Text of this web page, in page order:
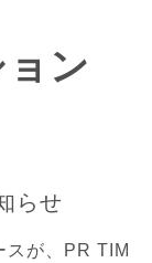
ン
らせ
スが、PR TIM